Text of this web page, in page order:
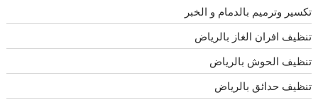
تكسير وترميم بالدمام و الخبر
تنظيف افران الغاز بالرياض
تنظيف الحوش بالرياض
تنظيف حدائق بالرياض